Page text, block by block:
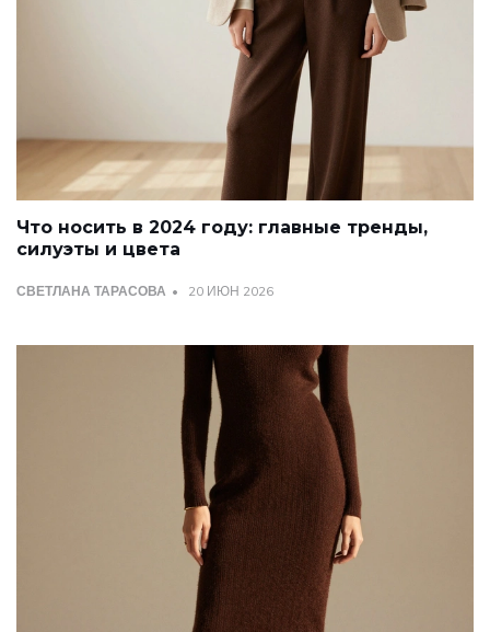
Что носить в 2024 году: главные тренды,
силуэты и цвета
СВЕТЛАНА ТАРАСОВА 20 ИЮН 2026